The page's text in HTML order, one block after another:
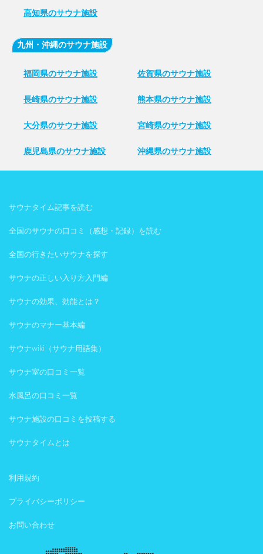
高知県のサウナ施設
九州・沖縄のサウナ施設
福岡県のサウナ施設 佐賀県のサウナ施設
長崎県のサウナ施設 熊本県のサウナ施設
大分県のサウナ施設 宮崎県のサウナ施設
鹿児島県のサウナ施設 沖縄県のサウナ施設
サウナタイム記事を読む
全国のサウナの口コミ（感想・記録）を読む
全国の行きたいサウナを探す
サウナの正しい入り方入門編
サウナの効果、効能とは？
サウナのマナー基本編
サウナwiki（サウナ用語集）
サウナ室の口コミ一覧
水風呂の口コミ一覧
サウナ施設の口コミを投稿する
サウナタイムとは
利用規約
プライバシーポリシー
お問い合わせ